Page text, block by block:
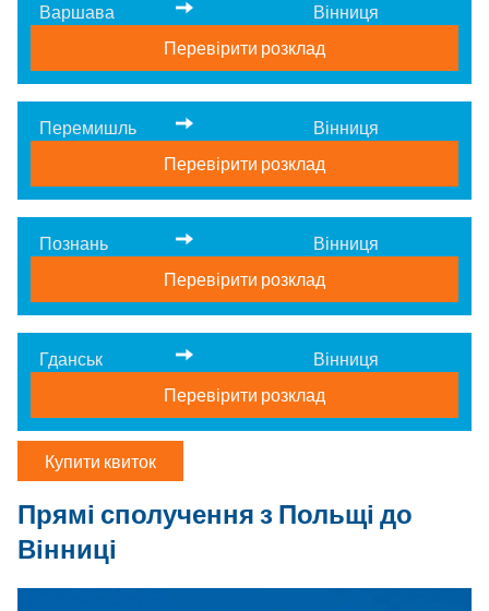
Варшава
Вінниця
Перевірити розклад
Перемишль
Вінниця
Перевірити розклад
Познань
Вінниця
Перевірити розклад
Гданськ
Вінниця
Перевірити розклад
Купити квиток
Прямі сполучення з Польщі до
Вінниці